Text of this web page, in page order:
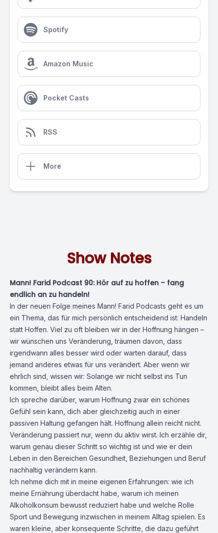
Spotify
Amazon Music
Pocket Casts
RSS
More
Show Notes
Mann! Farid Podcast 90: Hör auf zu hoffen – fang
endlich an zu handeln!
In der neuen Folge meines Mann! Farid Podcasts geht es um
ein Thema, das für mich persönlich entscheidend ist: Handeln
statt Hoffen. Viel zu oft bleiben wir in der Hoffnung hängen –
wir wünschen uns Veränderung, träumen davon, dass
irgendwann alles besser wird oder warten darauf, dass
jemand anderes etwas für uns verändert. Aber wenn wir
ehrlich sind, wissen wir: Solange wir nicht selbst ins Tun
kommen, bleibt alles beim Alten.
Ich spreche darüber, warum Hoffnung zwar ein schönes
Gefühl sein kann, dich aber gleichzeitig auch in einer
passiven Haltung gefangen hält. Hoffnung allein reicht nicht.
Veränderung passiert nur, wenn du aktiv wirst. Ich erzähle dir,
warum genau dieser Schritt so wichtig ist und wie er dein
Leben in den Bereichen Gesundheit, Beziehungen und Beruf
nachhaltig verändern kann.
Ich nehme dich mit in meine eigenen Erfahrungen: wie ich
meine Ernährung überdacht habe, warum ich meinen
Alkoholkonsum bewusst reduziert habe und welche Rolle
Sport und Bewegung inzwischen in meinem Alltag spielen. Es
waren kleine, aber konsequente Schritte, die dazu geführt